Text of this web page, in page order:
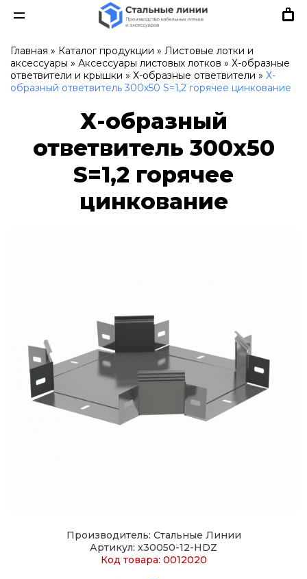
Главная » Каталог продукции » Листовые лотки и
аксессуары » Аксессуары листовых лотков » Х-образные
ответвители и крышки » Х-образные ответвители » Х-
образный ответвитель 300х50 S=1,2 горячее цинкование
Х-образный
ответвитель 300х50
S=1,2 горячее
цинкование
Производитель: Стальные Линии
Артикул: x30050-12-HDZ
Код товара: 0012020